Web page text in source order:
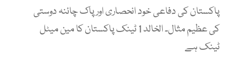
پاکستان کی دفاعی خود انحصاری اور پاک چائنہ دوستی
کی عظیم مثال۔ الخالد 1 ٹینک پاکستان کا مین میٹل
ٹینک ہے